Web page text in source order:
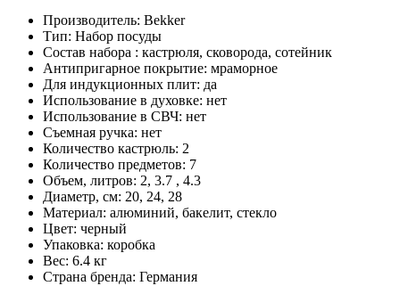
Производитель: Bekker
Тип: Набор посуды
Состав набора : кастрюля, сковорода, сотейник
Антипригарное покрытие: мраморное
Для индукционных плит: да
Использование в духовке: нет
Использование в СВЧ: нет
Съемная ручка: нет
Количество кастрюль: 2
Количество предметов: 7
Объем, литров: 2, 3.7 , 4.3
Диаметр, см: 20, 24, 28
Материал: алюминий, бакелит, стекло
Цвет: черный
Упаковка: коробка
Вес: 6.4 кг
Страна бренда: Германия